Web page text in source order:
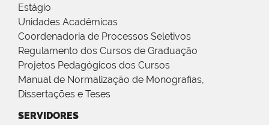
Estágio
Unidades Acadêmicas
Coordenadoria de Processos Seletivos
Regulamento dos Cursos de Graduação
Projetos Pedagógicos dos Cursos
Manual de Normalização de Monografias,
Dissertações e Teses
SERVIDORES